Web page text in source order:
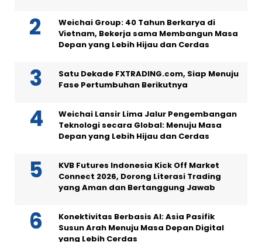
Weichai Group: 40 Tahun Berkarya di
Vietnam, Bekerja sama Membangun Masa
Depan yang Lebih Hijau dan Cerdas
Satu Dekade FXTRADING.com, Siap Menuju
Fase Pertumbuhan Berikutnya
Weichai Lansir Lima Jalur Pengembangan
Teknologi secara Global: Menuju Masa
Depan yang Lebih Hijau dan Cerdas
KVB Futures Indonesia Kick Off Market
Connect 2026, Dorong Literasi Trading
yang Aman dan Bertanggung Jawab
Konektivitas Berbasis AI: Asia Pasifik
Susun Arah Menuju Masa Depan Digital
yang Lebih Cerdas